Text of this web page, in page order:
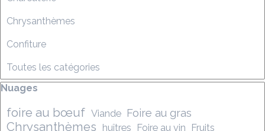
Chrysanthèmes
Confiture
Toutes les catégories
Sauter le bloc Nuages
Nuages
foire au bœuf Viande Foire au gras
Chrysanthèmes huîtres Foire au vin Fruits